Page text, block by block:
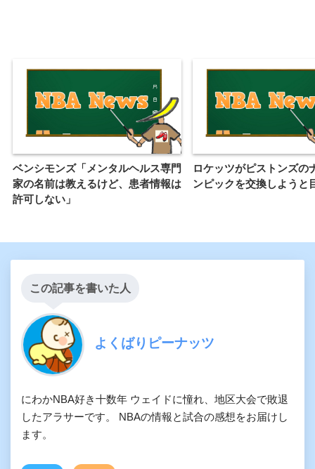
ベンシモンズ「メンタルヘルス専門
家の名前は教えるけど、患者情報は
許可しない」
ロケッツがピストンズの
ンピックを交換しようと
この記事を書いた人
よくばりピーナッツ
にわかNBA好き十数年 ウェイドに憧れ、地区大会で敗退
したアラサーです。 NBAの情報と試合の感想をお届けし
ます。